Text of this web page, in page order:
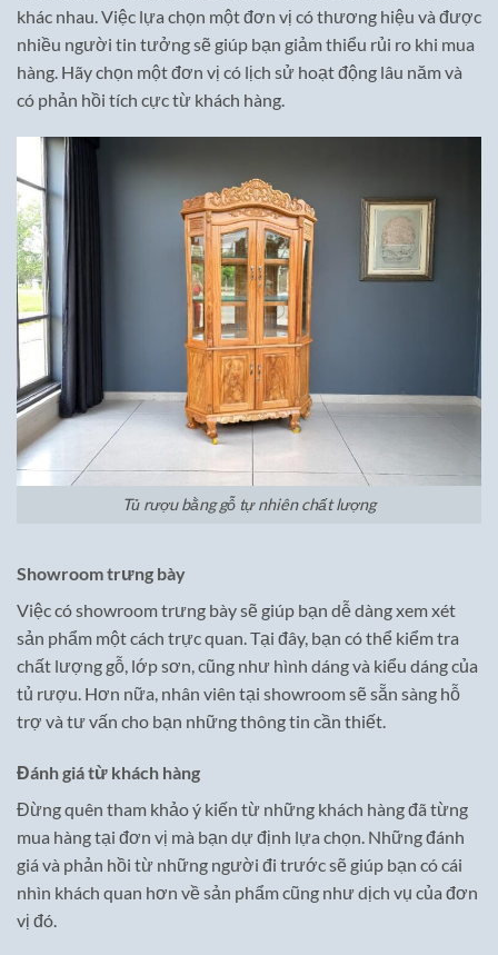
khác nhau. Việc lựa chọn một đơn vị có thương hiệu và được
nhiều người tin tưởng sẽ giúp bạn giảm thiểu rủi ro khi mua
hàng. Hãy chọn một đơn vị có lịch sử hoạt động lâu năm và
có phản hồi tích cực từ khách hàng.
Tủ rượu bằng gỗ tự nhiên chất lượng
Showroom trưng bày
Việc có showroom trưng bày sẽ giúp bạn dễ dàng xem xét
sản phẩm một cách trực quan. Tại đây, bạn có thể kiểm tra
chất lượng gỗ, lớp sơn, cũng như hình dáng và kiểu dáng của
tủ rượu. Hơn nữa, nhân viên tại showroom sẽ sẵn sàng hỗ
trợ và tư vấn cho bạn những thông tin cần thiết.
Đánh giá từ khách hàng
Đừng quên tham khảo ý kiến từ những khách hàng đã từng
mua hàng tại đơn vị mà bạn dự định lựa chọn. Những đánh
giá và phản hồi từ những người đi trước sẽ giúp bạn có cái
nhìn khách quan hơn về sản phẩm cũng như dịch vụ của đơn
vị đó.